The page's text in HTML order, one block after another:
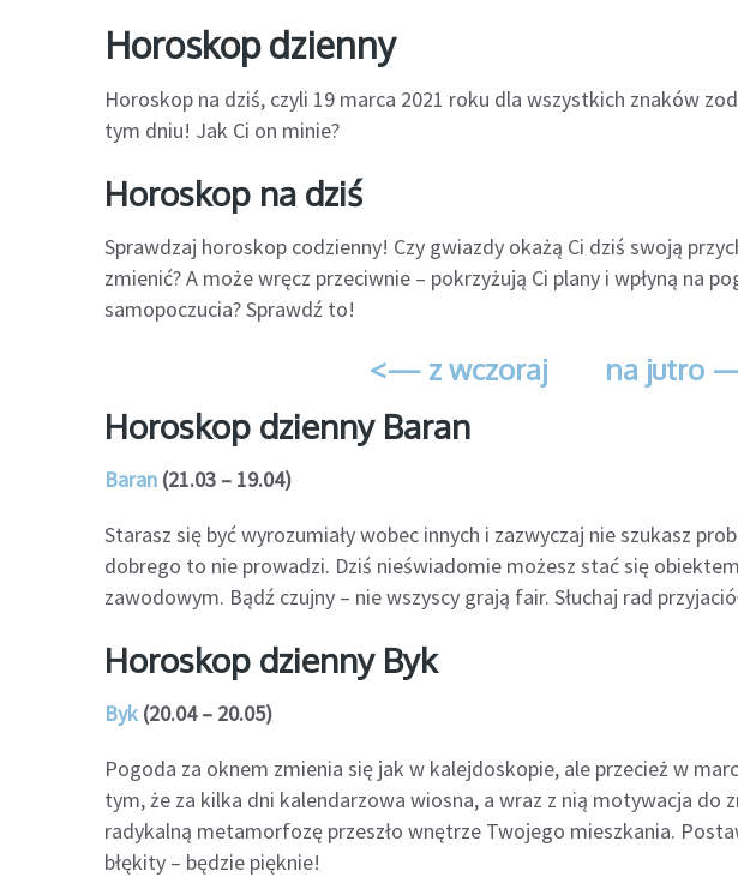
Horoskop dzienny
Horoskop na dziś, czyli 19 marca 2021 roku dla wszystkich znaków
tym dniu! Jak Ci on minie?
Horoskop na dziś
Sprawdzaj horoskop codzienny! Czy gwiazdy okażą Ci dziś swoją
zmienić? A może wręcz przeciwnie – pokrzyżują Ci plany i wpłyną na
samopoczucia? Sprawdź to!
<— z wczoraj na jutro
Horoskop dzienny Baran
Baran (21.03 – 19.04)
Starasz się być wyrozumiały wobec innych i zazwyczaj nie szukasz
dobrego to nie prowadzi. Dziś nieświadomie możesz stać się
zawodowym. Bądź czujny – nie wszyscy grają fair. Słuchaj rad
Horoskop dzienny Byk
Byk (20.04 – 20.05)
Pogoda za oknem zmienia się jak w kalejdoskopie, ale przecież w
tym, że za kilka dni kalendarzowa wiosna, a wraz z nią motywacja do
radykalną metamorfozę przeszło wnętrze Twojego mieszkania.
błękity – będzie pięknie!